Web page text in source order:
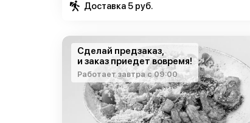
Доставка 5 руб.
Сделай предзаказ,
и заказ приедет вовремя!
Работает завтра с 09:00